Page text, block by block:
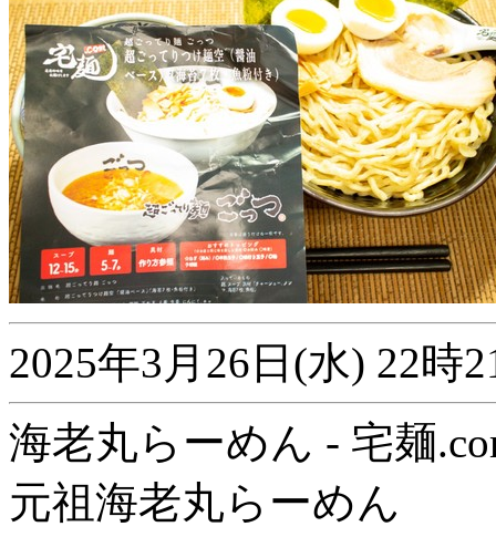
2025年3月26日(水) 22時
海老丸らーめん - 宅麺
元祖海老丸らーめん